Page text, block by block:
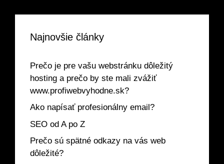
Najnovšie články
Prečo je pre vašu webstránku dôležitý
hosting a prečo by ste mali zvážiť
www.profiwebvyhodne.sk?
Ako napísať profesionálny email?
SEO od A po Z
Prečo sú spätné odkazy na vás web
dôležité?